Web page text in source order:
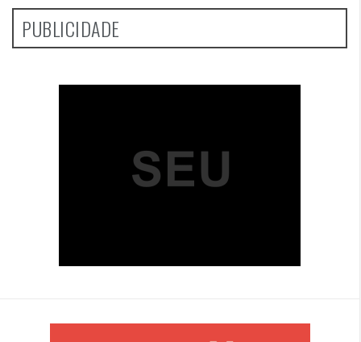
PUBLICIDADE